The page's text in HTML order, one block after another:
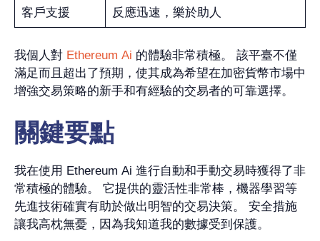
客戶支援 反應迅速，樂於助人
我個人對 Ethereum Ai 的體驗非常積極。 該平臺不僅
滿足而且超出了預期，使其成為希望在加密貨幣市場中
增強交易策略的新手和有經驗的交易者的可靠選擇。
關鍵要點
我在使用 Ethereum Ai 進行自動和手動交易時獲得了非
常積極的體驗。 它提供的靈活性非常棒，機器學習等
先進技術確實有助於做出明智的交易決策。 安全措施
讓我高枕無憂，因為我知道我的數據受到保護。